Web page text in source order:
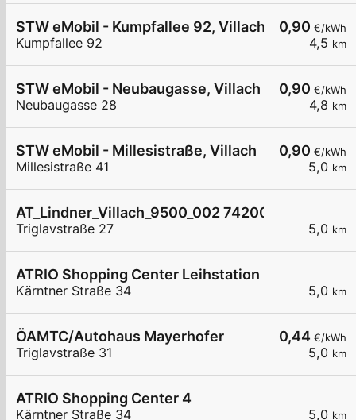
0,90 €/kWh
4,5 km
STW eMobil - Kumpfallee 92, Villach
Kumpfallee 92
0,90 €/kWh
4,8 km
STW eMobil - Neubaugasse, Villach
Neubaugasse 28
0,90 €/kWh
5,0 km
STW eMobil - Millesistraße, Villach
Millesistraße 41
5,0 km
AT_Lindner_Villach_9500_002 7420083949
Triglavstraße 27
5,0 km
ATRIO Shopping Center Leihstation 2
Kärntner Straße 34
0,44 €/kWh
5,0 km
ÖAMTC/Autohaus Mayerhofer
Triglavstraße 31
5,0 km
ATRIO Shopping Center 4
Kärntner Straße 34